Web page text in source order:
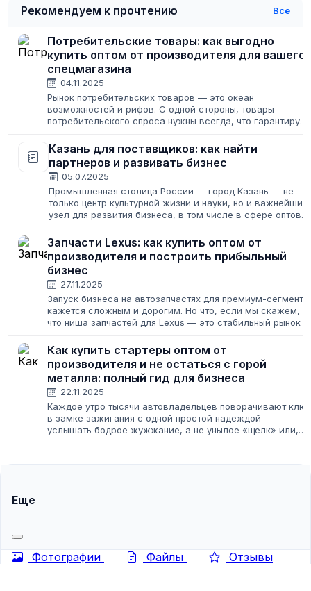
Рекомендуем к прочтению Все
Потребительские товары: как выгодно
купить оптом от производителя для вашего
спецмагазина
04.11.2025
Рынок потребительских товаров — это океан
возможностей и рифов. С одной стороны, товары
потребительского спроса нужны всегда, что гарантирует
зашкаливает, а изменение цен потребительских...
Казань для поставщиков: как найти
партнеров и развивать бизнес
05.07.2025
Промышленная столица России — город Казань — не
только центр культурной жизни и науки, но и важнейший
узел для развития бизнеса, в том числе в сфере
эффективно произвести закупки...
Запчасти Lexus: как купить оптом от
производителя и построить прибыльный
бизнес
27.11.2025
Запуск бизнеса на автозапчастях для премиум-сегмента
кажется сложным и дорогим. Но что, если мы скажем,
что ниша запчастей для Lexus — это стабильный рынок с
Владельцы Lexus RX, Lexus LX...
Как купить стартеры оптом от
производителя и не остаться с горой
металла: полный гид для бизнеса
22.11.2025
Каждое утро тысячи автовладельцев поворачивают ключ
в замке зажигания с одной простой надеждой —
услышать бодрое жужжание, а не унылое «щелк» или,
Еще
Фотографии Файлы Отзывы